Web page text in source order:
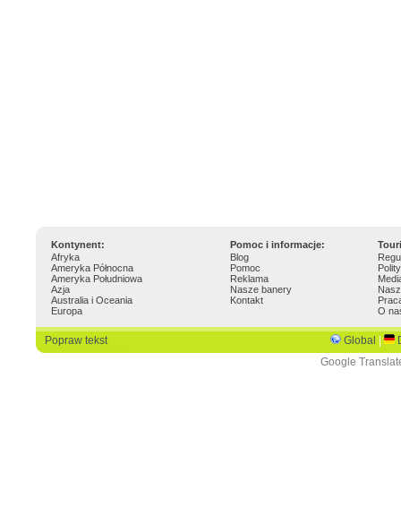
Kontynent: Pomoc i informacje:
Afryka
Ameryka Północna
Ameryka Południowa
Azja
Australia i Oceania
Europa
Blog
Pomoc
Reklama
Nasze banery
Kontakt
O
Popraw tekst Global
Google